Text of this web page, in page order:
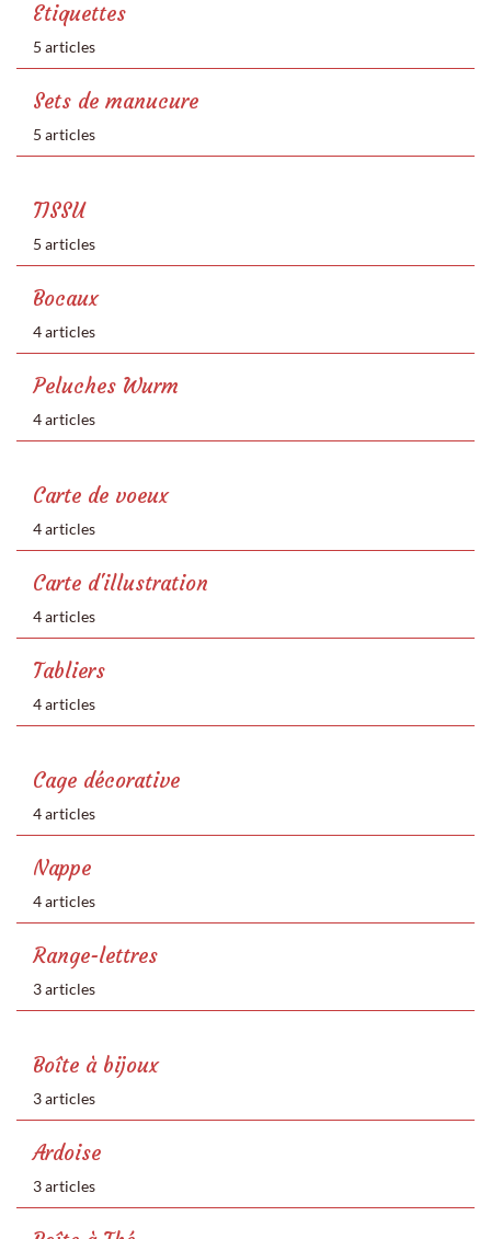
Etiquettes
5 articles
Sets de manucure
5 articles
TISSU
5 articles
Bocaux
4 articles
Peluches Wurm
4 articles
Carte de voeux
4 articles
Carte d'illustration
4 articles
Tabliers
4 articles
Cage décorative
4 articles
Nappe
4 articles
Range-lettres
3 articles
Boîte à bijoux
3 articles
Ardoise
3 articles